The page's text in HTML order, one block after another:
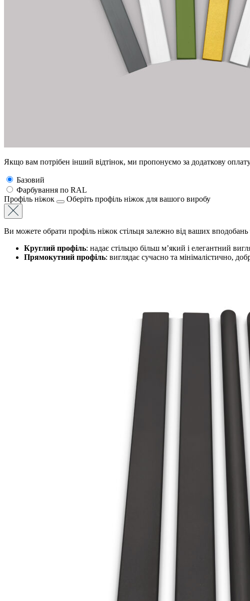
Якщо вам потрібен інший відтінок, ми пропонуємо за додаткову
Базовий
Фарбування по RAL
Профіль нiжок
Оберіть профіль ніжок для вашого виробу
Ви можете обрати профіль ніжок стільця залежно від ваших вподобань
Круглий профіль: надає стільцю більш м’який і елегантний
Прямокутний профіль: виглядає сучасно та мінімалістично,